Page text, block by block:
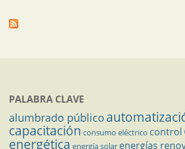
PALABRA CLAVE
alumbrado público
capacitación consumo eléctrico control
energética energía solar energías